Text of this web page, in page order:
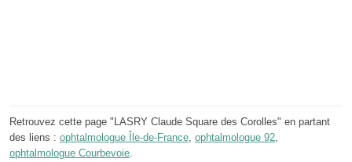
Retrouvez cette page "LASRY Claude Square des Corolles" en partant
des liens : ophtalmologue Île-de-France, ophtalmologue 92,
ophtalmologue Courbevoie.